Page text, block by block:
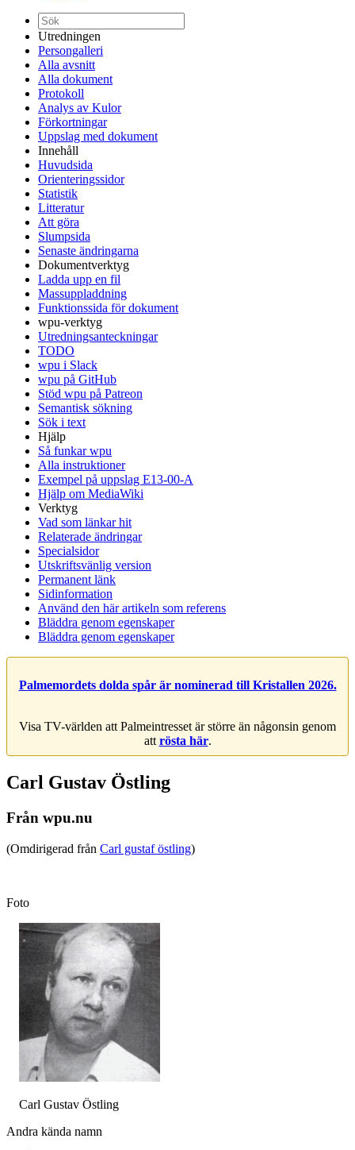
Utredningen
Persongalleri
Alla avsnitt
Alla dokument
Protokoll
Analys av Kulor
Förkortningar
Uppslag med dokument
Innehåll
Huvudsida
Orienteringssidor
Statistik
Litteratur
Att göra
Slumpsida
Senaste ändringarna
Dokumentverktyg
Ladda upp en fil
Massuppladdning
Funktionssida för dokument
wpu-verktyg
Utredningsanteckningar
TODO
wpu i Slack
wpu på GitHub
Stöd wpu på Patreon
Semantisk sökning
Sök i text
Hjälp
Så funkar wpu
Alla instruktioner
Exempel på uppslag E13-00-A
Hjälp om MediaWiki
Verktyg
Vad som länkar hit
Relaterade ändringar
Specialsidor
Utskriftsvänlig version
Permanent länk
Sidinformation
Använd den här artikeln som referens
Bläddra genom egenskaper
Bläddra genom egenskaper
Palmemordets dolda spår är nominerad till Kristallen 2026.
Visa TV-världen att Palmeintresset är större än någonsin genom
att rösta här.
Carl Gustav Östling
Från wpu.nu
(Omdirigerad från Carl gustaf östling)
Foto
Carl Gustav Östling
Andra kända namn